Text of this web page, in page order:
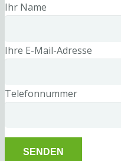
Ihr Name
Ihre E-Mail-Adresse
Telefonnummer